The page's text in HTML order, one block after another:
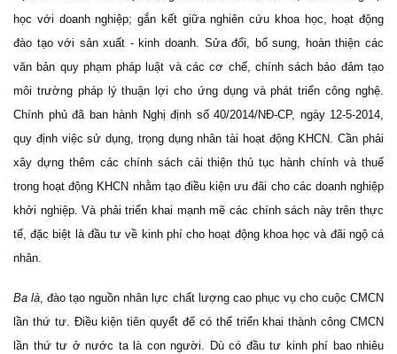
học với doanh nghiệp; gắn kết giữa nghiên cứu khoa học, hoạt động
đào tạo với sản xuất - kinh doanh. Sửa đổi, bổ sung, hoàn thiện các
văn bản quy phạm pháp luật và các cơ chế, chính sách bảo đảm tạo
môi trường pháp lý thuận lợi cho ứng dụng và phát triển công nghệ.
Chính phủ đã ban hành Nghị định số 40/2014/NĐ-CP, ngày 12-5-2014,
quy định việc sử dụng, trọng dụng nhân tài hoạt động KHCN. Cần phải
xây dựng thêm các chính sách cải thiện thủ tục hành chính và thuế
trong hoạt động KHCN nhằm tạo điều kiện ưu đãi cho các doanh nghiệp
khởi nghiệp. Và phải triển khai mạnh mẽ các chính sách này trên thực
tế, đặc biệt là đầu tư về kinh phí cho hoạt động khoa học và đãi ngộ cá
nhân.
Ba là, đào tạo nguồn nhân lực chất lượng cao phục vụ cho cuộc CMCN
lần thứ tư. Điều kiện tiên quyết để có thể triển khai thành công CMCN
lần thứ tư ở nước ta là con người. Dù có đầu tư kinh phí bao nhiêu